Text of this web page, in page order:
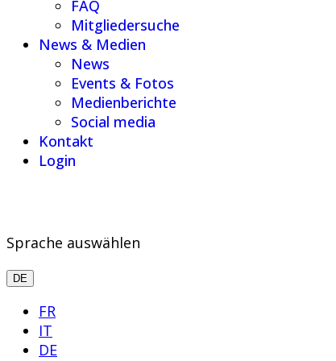
FAQ
Mitgliedersuche
News & Medien
News
Events & Fotos
Medienberichte
Social media
Kontakt
Login
Sprache auswählen
DE
FR
IT
DE